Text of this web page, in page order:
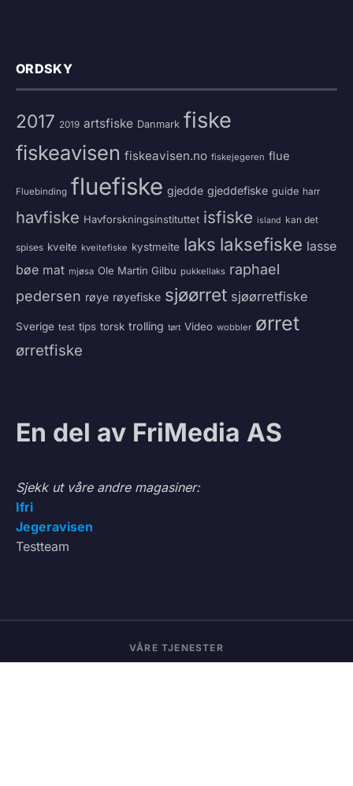
ORDSKY
2017 2019 artsfiske Danmark fiske
fiskeavisen fiskeavisen.no fiskejegeren flue
Fluebinding fluefiske gjedde gjeddefiske guide harr
havfiske Havforskningsinstituttet isfiske island kan det
spises kveite kveitefiske kystmeite laks laksefiske lasse
bøe mat mjøsa Ole Martin Gilbu pukkellaks raphael
pedersen røye røyefiske sjøørret sjøørretfiske
Sverige test tips torsk trolling tørt Video wobbler ørret
ørretfiske
En del av FriMedia AS
Sjekk ut våre andre magasiner:
Ifri
Jegeravisen
Testteam
VÅRE TJENESTER